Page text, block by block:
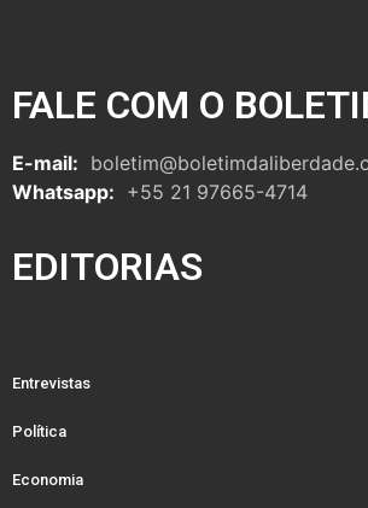
FALE COM O
E-mail:
Whatsapp: +55 21 97665-4714
EDITORIAS
Entrevistas
Política
Economia